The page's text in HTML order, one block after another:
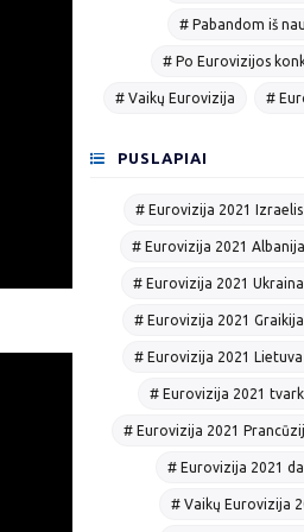
# Pabandom iš
# Po Eurovizijos
# Vaikų Eurovizija #
PUSLAPIAI
# Eurovizija 2021
# Eurovizija 2021
# Eurovizija 2021
# Eurovizija 2021
# Eurovizija 2021
# Eurovizija 2021
# Eurovizija 2021
# Eurovizija 2021
# Vaikų Eurovizija